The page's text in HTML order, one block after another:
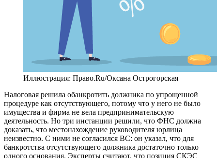
Иллюстрация: Право.Ru/Оксана Острогорская
Налоговая решила обанкротить должника по упрощенной
процедуре как отсутствующего, потому что у него не было
имущества и фирма не вела предпринимательскую
деятельность. Но три инстанции решили, что ФНС должна
доказать, что местонахождение руководителя юрлица
неизвестно. С ними не согласился ВС: он указал, что для
банкротства отсутствующего должника достаточно только
одного основания. Эксперты считают, что позиция СКЭС